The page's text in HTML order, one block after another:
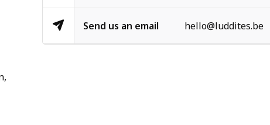
Send us an email hello@luddites.be